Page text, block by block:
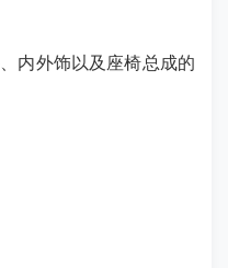
内外饰以及座椅总成的